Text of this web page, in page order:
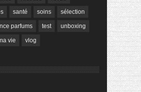
santé soins sélection
parfums test unboxing
vie vlog